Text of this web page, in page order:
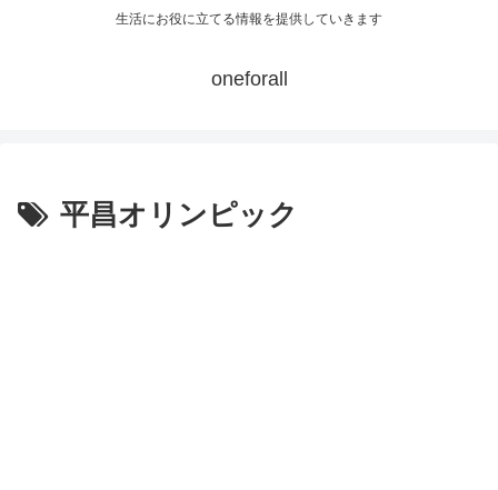
生活にお役に立てる情報を提供していきます
oneforall
平昌オリンピック